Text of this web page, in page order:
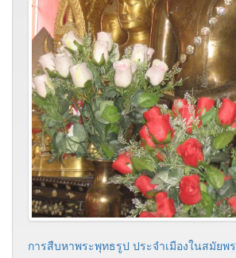
การสืบหาพระพุทธรูป ประจำเมืองในสมัยพ